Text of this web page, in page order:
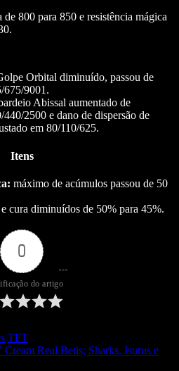
de 800 para 850 e resistência mágica
Orbital diminuído, passou de
675/9001.
Abissal aumentado de
2500 e dano de dispersão de
em 80/110/625.
Itens
máximo de acúmulos passou de 50
cura diminuídos de 50% para 45%.
0
do artigo
TFT
Real Betis; Sharks, Isurus e